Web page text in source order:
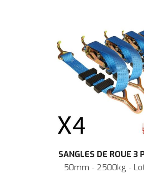
SANGLES DE ROUE 3
50mm - 2500kg -